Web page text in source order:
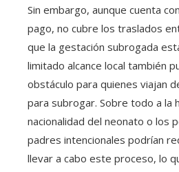
Sin embargo, aunque cuenta
pago, no cubre los traslados
que la gestación subrogada
limitado alcance local también
obstáculo para quienes viajan
para subrogar. Sobre todo a la
nacionalidad del neonato o los
padres intencionales podrían
llevar a cabo este proceso, lo